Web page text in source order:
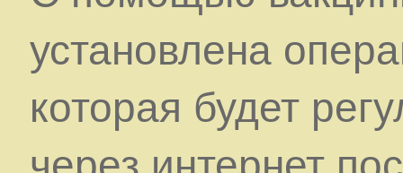
установлена
которая будет